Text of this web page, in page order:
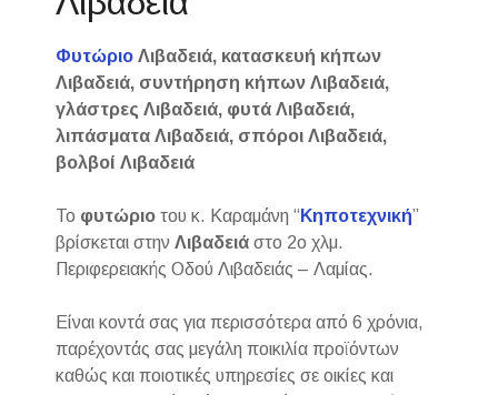
Φυτώριο Λιβαδειά, κατασκευή κήπων
Λιβαδειά, συντήρηση κήπων Λιβαδειά,
γλάστρες Λιβαδειά, φυτά Λιβαδειά,
λιπάσματα Λιβαδειά, σπόροι Λιβαδειά,
βολβοί Λιβαδειά
Το φυτώριο του κ. Καραμάνη “ Κηποτεχνική”
βρίσκεται στηνΛιβαδειά στο 2ο χλμ.
Περιφερειακής Οδού Λιβαδειάς – Λαμίας.
Είναι κοντά σας για περισσότερα από 6 χρόνια,
παρέχοντάς σας μεγάλη ποικιλία προϊόντων
καθώς και ποιοτικές υπηρεσίες σε οικίες και